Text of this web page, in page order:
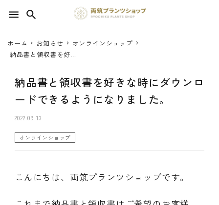
menu search
search
SEED 植物のタネ
PLANT 植物
MATERIAL 資材
FOOD 食品
ホーム お知らせ
オンラインショップ
納品書と領収書を好き
た。
納品書と領収書を好きな時にダウンロ
ードできるようになりました。
2022.09.13
オンラインショップ
こんにちは、両筑プランツショップです。